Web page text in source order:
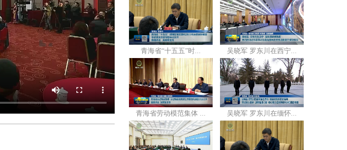
青海省“十五五”时...
青海省劳动模范集体 ...
吴晓军 罗东川在西宁...
吴晓军 罗东川在缅怀...